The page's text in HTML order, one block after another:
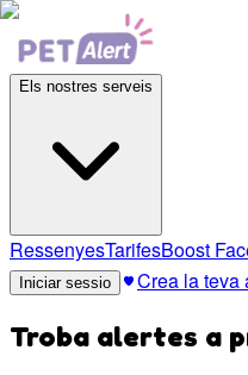
Els nostres serveis
RessenyesTarifesBoost
Iniciar sessio Crea la teva
Troba alertes a